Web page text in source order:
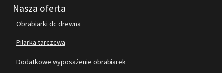
MASZYN
OBRABIARKI DO DREWNA
Nasza oferta
Obrabiarki do drewna
Pilarka tarczowa
Dodatkowe wyposażenie obrabiarek